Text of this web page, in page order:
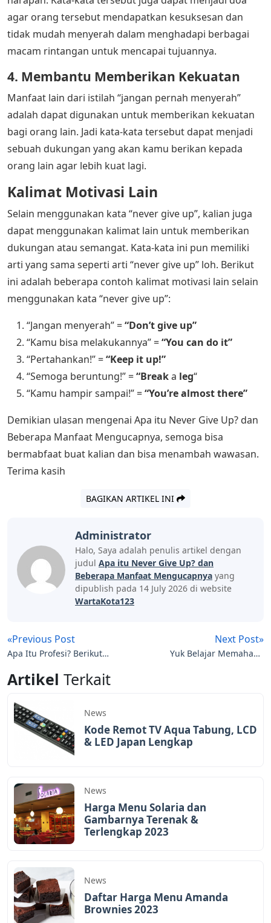
agar orang tersebut mendapatkan kesuksesan dan
tidak mudah menyerah dalam menghadapi berbagai
macam rintangan untuk mencapai tujuannya.
4. Membantu Memberikan Kekuatan
Manfaat lain dari istilah “jangan pernah menyerah”
adalah dapat digunakan untuk memberikan kekuatan
bagi orang lain. Jadi kata-kata tersebut dapat menjadi
sebuah dukungan yang akan kamu berikan kepada
orang lain agar lebih kuat lagi.
Kalimat Motivasi Lain
Selain menggunakan kata “never give up”, kalian juga
dapat menggunakan kalimat lain untuk memberikan
dukungan atau semangat. Kata-kata ini pun memiliki
arti yang sama seperti arti “never give up” loh. Berikut
ini adalah beberapa contoh kalimat motivasi lain selain
menggunakan kata “never give up”:
“Jangan menyerah” =“Don’t give up”
“Kamu bisa melakukannya” =“You can do it”
“Pertahankan!” =“Keep it up!”
“Semoga beruntung!” =“Breaka leg“
“Kamu hampir sampai!” =“You’re almost there”
Demikian ulasan mengenai Apa itu Never Give Up? dan
Beberapa Manfaat Mengucapnya, semoga bisa
bermabfaat buat kalian dan bisa menambah wawasan.
Terima kasih
BAGIKAN ARTIKEL INI
Administrator
Halo, Saya adalah penulis artikel dengan
judul Apa itu Never Give Up? dan
Beberapa Manfaat Mengucapnya yang
dipublish pada 14 July 2026 di website
WartaKota123
«Previous Post
Apa Itu Profesi? Berikut
Contohnya
Next Post»
Yuk Belajar Memahami
Artikel Terkait
News
Kode Remot TV Aqua Tabung, LCD
& LED Japan Lengkap
News
Harga Menu Solaria dan
Gambarnya Terenak &
Terlengkap 2023
News
Daftar Harga Menu Amanda
Brownies 2023